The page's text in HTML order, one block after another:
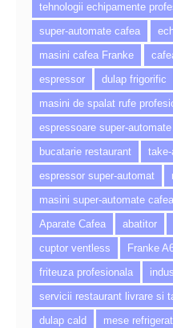
tehnologii echipamente
super-automate cafea
masini cafea Franke
espressor
dulap frigorific
masini de spalat rufe
espressoare super-automate
bucatarie restaurant
espressor super-automat
masini super-automate cafea
Aparate Cafea
abatitor
cuptor ventless
Franke
friteuza profesionala
servicii restaurant livrare si
dulap cald
mese